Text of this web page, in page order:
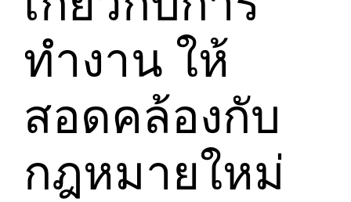
ทำงาน ให้
สอดคล้องกับ
กฎหมายใหม่